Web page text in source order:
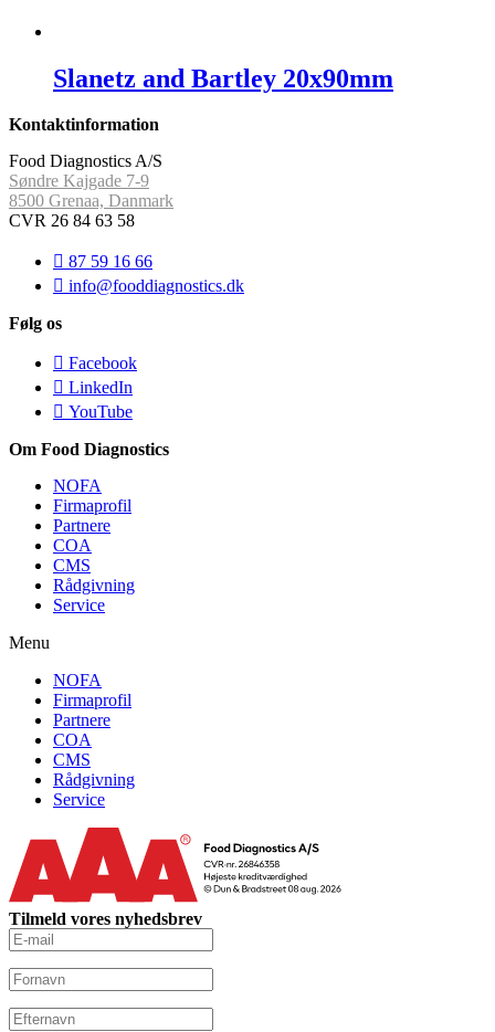
Slanetz and Bartley 20x90mm
Kontaktinformation
Food Diagnostics A/S
Søndre Kajgade 7-9
8500 Grenaa, Danmark
CVR 26 84 63 58
87 59 16 66
info@fooddiagnostics.dk
Følg os
Facebook
LinkedIn
YouTube
Om Food Diagnostics
NOFA
Firmaprofil
Partnere
COA
CMS
Rådgivning
Service
Menu
NOFA
Firmaprofil
Partnere
COA
CMS
Rådgivning
Service
Tilmeld vores nyhedsbrev